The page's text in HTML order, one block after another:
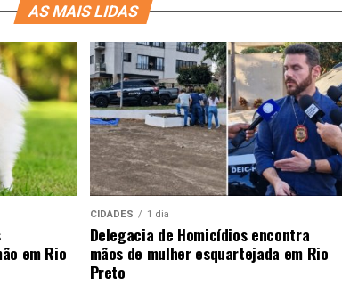
AS MAIS LIDAS
em Rio
CIDADES 1 dia
Delegacia de Homicídios encontra
mãos de mulher esquartejada em Rio
Preto